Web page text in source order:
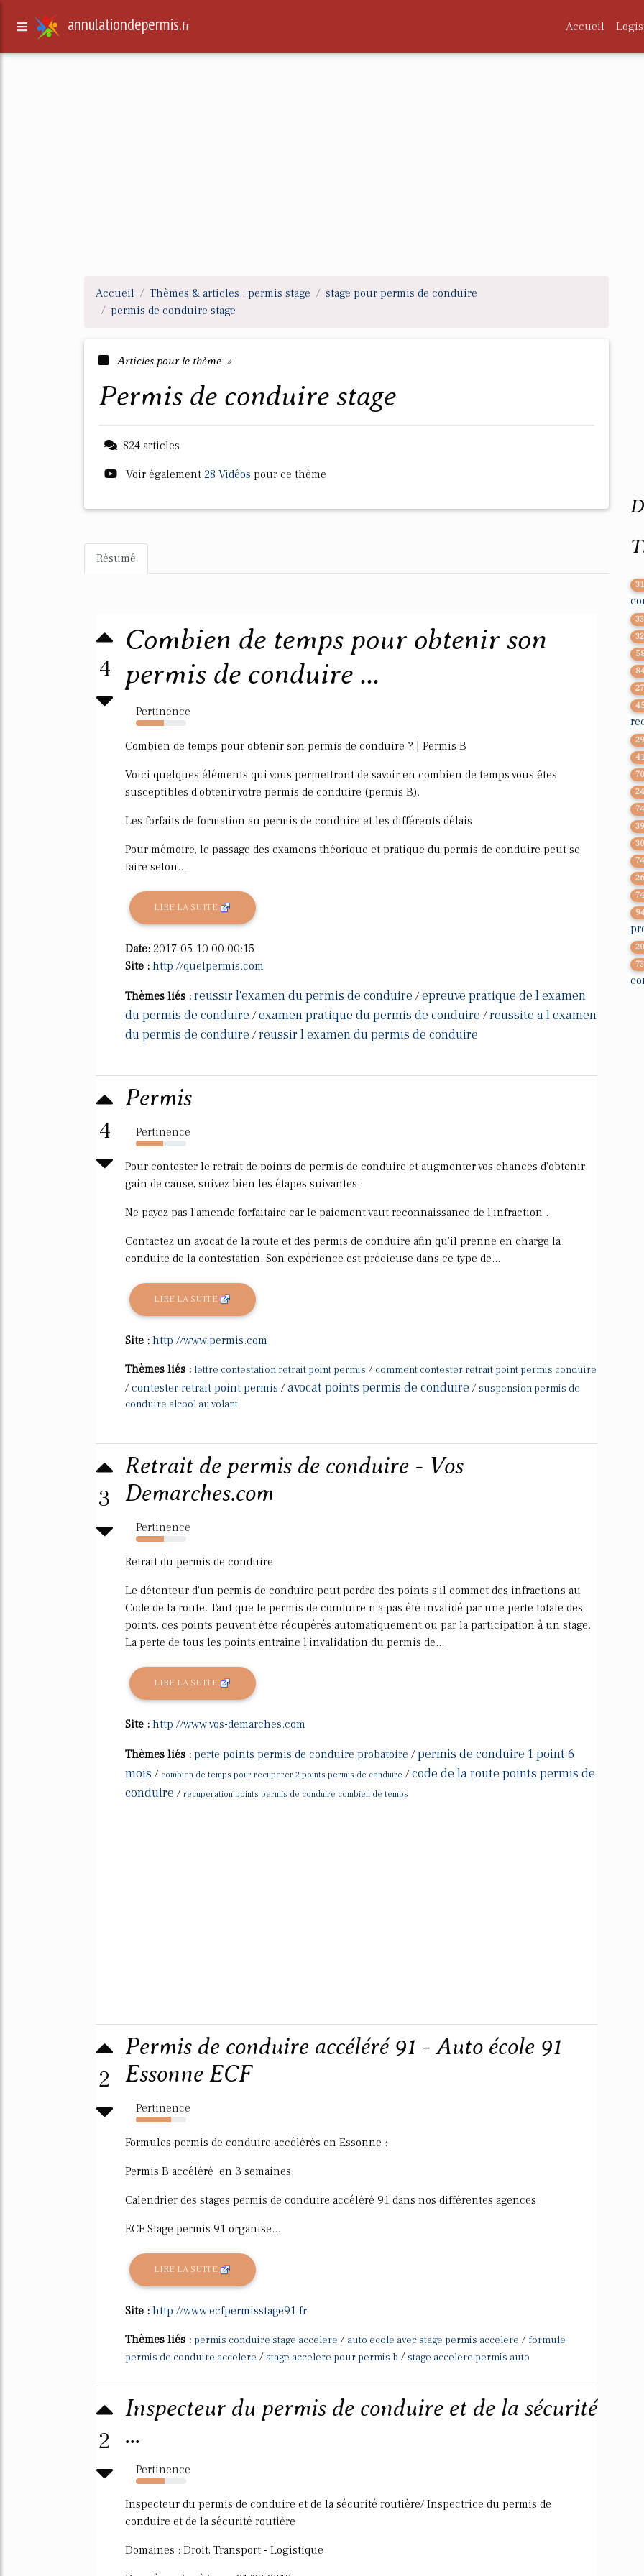
annulationdepermis.fr Accueil
Accueil Thèmes & articles : permis stage
stage pour permis de conduire
permis de conduire stage
Articles pour le thème »
permis de conduire stage
824 articles
Voir également 28 Vidéos pour ce thème
Résumé
4
Combien de temps pour obtenir son
permis de conduire ...
Pertinence
56%
Combien de temps pour obtenir son permis de conduire ? | Permis B
Voici quelques éléments qui vous permettront de savoir en combien de temps vous êtes
susceptibles d'obtenir votre permis de conduire (permis B).
Les forfaits de formation au permis de conduire et les différents délais
Pour mémoire, le passage des examens théorique et pratique du permis de conduire peut se
faire selon...
LIRE LA SUITE
Date: 2017-05-10 00:00:15
Site : http://quelpermis.com
Thèmes liés : reussir l'examen du permis de conduire /epreuve pratique de l examen
du permis de conduire /examen pratique du permis de conduire /reussite a l examen
du permis de conduire /reussir l examen du permis de conduire
4
Permis
Pertinence
54%
Pour contester le retrait de points de permis de conduire et augmenter vos chances d'obtenir
gain de cause, suivez bien les étapes suivantes :
Ne payez pas l'amende forfaitaire car le paiement vaut reconnaissance de l'infraction .
Contactez un avocat de la route et des permis de conduire afin qu'il prenne en charge la
conduite de la contestation. Son expérience est précieuse dans ce type de...
LIRE LA SUITE
Site : http://www.permis.com
Thèmes liés : lettre contestation retrait point permis / comment contester retrait point permis conduire
/contester retrait point permis /avocat points permis de conduire /suspension permis de
conduire alcool au volant
3
Retrait de permis de conduire - Vos
Demarches.com
Pertinence
56%
Retrait du permis de conduire
Le détenteur d'un permis de conduire peut perdre des points s'il commet des infractions au
Code de la route. Tant que le permis de conduire n'a pas été invalidé par une perte totale des
points, ces points peuvent être récupérés automatiquement ou par la participation à un stage.
La perte de tous les points entraîne l'invalidation du permis de...
LIRE LA SUITE
Site : http://www.vos-demarches.com
Thèmes liés : perte points permis de conduire probatoire /permis de conduire 1 point 6
mois / combien de temps pour recuperer 2 points permis de conduire /code de la route points permis de
conduire / recuperation points permis de conduire combien de temps
2
Permis de conduire accéléré 91 - Auto école 91
Essonne ECF
Pertinence
70%
Formules permis de conduire accélérés en Essonne :
Permis B accéléré en 3 semaines
Calendrier des stages permis de conduire accéléré 91 dans nos différentes agences
ECF Stage permis 91 organise...
LIRE LA SUITE
Site : http://www.ecfpermisstage91.fr
Thèmes liés : permis conduire stage accelere / auto ecole avec stage permis accelere / formule
permis de conduire accelere /stage accelere pour permis b /stage accelere permis auto
2
Inspecteur du permis de conduire et de la sécurité
...
Pertinence
57%
Inspecteur du permis de conduire et de la sécurité routière/ Inspectrice du permis de
conduire et de la sécurité routière
Domaines : Droit, Transport - Logistique
70
74
74
73